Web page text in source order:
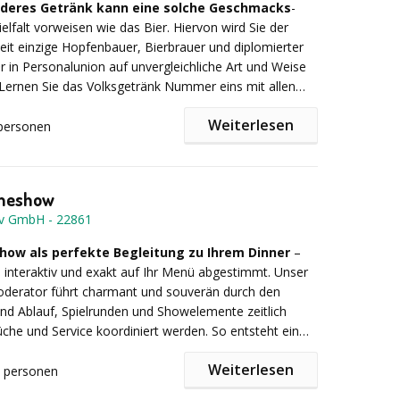
präsentiert.
Raumgestaltung, hochwertige Dekoration und
entstehen beeindruckende
für Austausch, Inspiration und neue Ideen
auf Motto-Events setzen
schaffen Erlebnisse, die weit
hinaus wirken. Sie fördern nicht nur Teamgeist,
auch einen wichtigen Beitrag zum
Getränk kann eine solche Geschmacks-
vorweisen wie das Bier. Hiervon wird Sie der
einzige Hopfenbauer, Bierbrauer und diplomierter
in Personalunion auf unvergleichliche Art und Weise
Sie das Volksgetränk Nummer eins mit allen
sowie Biertypen nähergebracht. Ein
ganzen optischen, geschmacklichen und
näher gebracht. ProBIERen Sie aus speziellen
hopfenbetonte Spezialbiere, fruchtige
„Barly Wines”, belgische Fruchtbiere,
und vieles mehr.
Weiterlesen
GmbH - 22861
als perfekte Begleitung zu Ihrem Dinner –
und exakt auf Ihr Menü abgestimmt. Unser
führt charmant und souverän durch den
Ablauf, Spielrunden und Showelemente zeitlich
und Service koordiniert werden. So entsteht ein
personen Weiterlesen